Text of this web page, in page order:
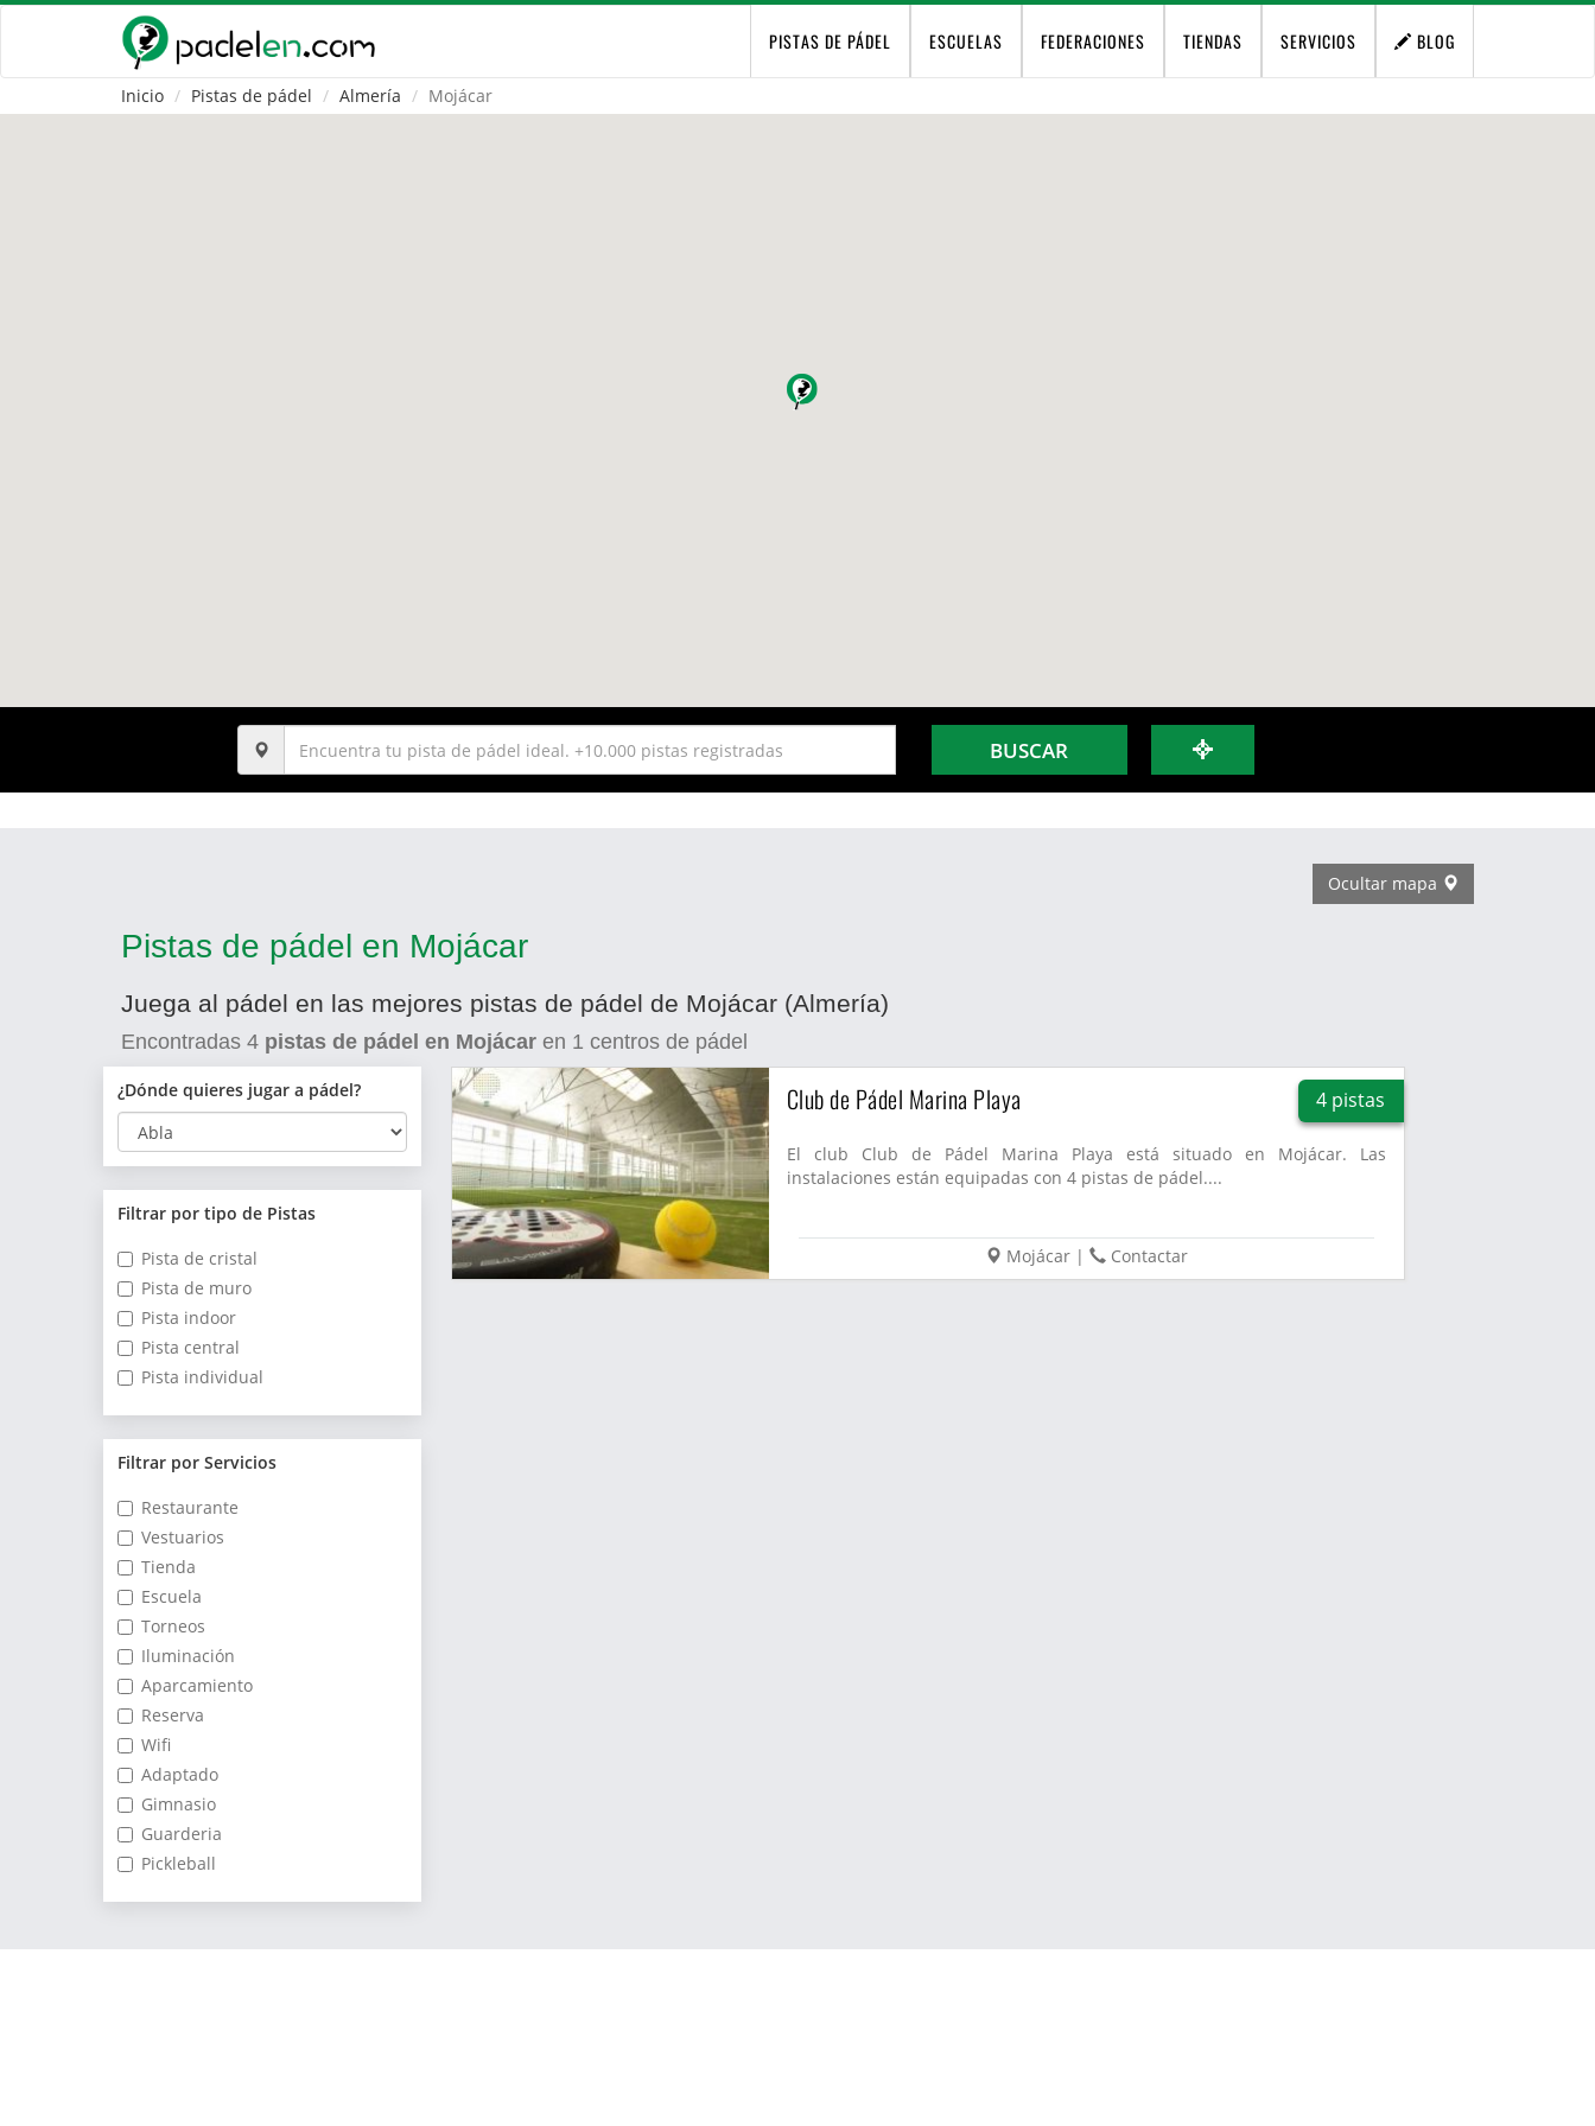
PISTAS DE PÁDEL ESCUELAS FEDERACIONES TIENDAS SERVICIOS BLOG
Inicio Pistas de pádel Almería Mojácar
BUSCAR
Ocultar mapa
Pistas de pádel en Mojácar
Juega al pádel en las mejores pistas de pádel de Mojácar (Almería)
Encontradas 4 pistas de pádel en Mojácar en 1 centros de pádel
¿Dónde quieres jugar a pádel?
Filtrar por tipo de Pistas
Pista de cristal
Pista de muro
Pista indoor
Pista central
Pista individual
Filtrar por Servicios
Restaurante
Vestuarios
Tienda
Escuela
Torneos
Iluminación
Aparcamiento
Reserva
Wifi
Adaptado
Gimnasio
Guarderia
Pickleball
Club de Pádel Marina Playa 4 pistas
El club Club de Pádel Marina Playa está situado en Mojácar. Las
instalaciones están equipadas con 4 pistas de pádel....
Mojácar| Contactar